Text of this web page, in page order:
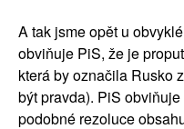
A tak jsme opět u
obviňuje PiS, že je
která by označila Rusko
být pravda). PiS
podobné rezoluce